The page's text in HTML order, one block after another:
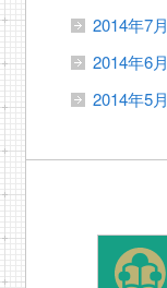
2014年7月
2014年6月
2014年5月